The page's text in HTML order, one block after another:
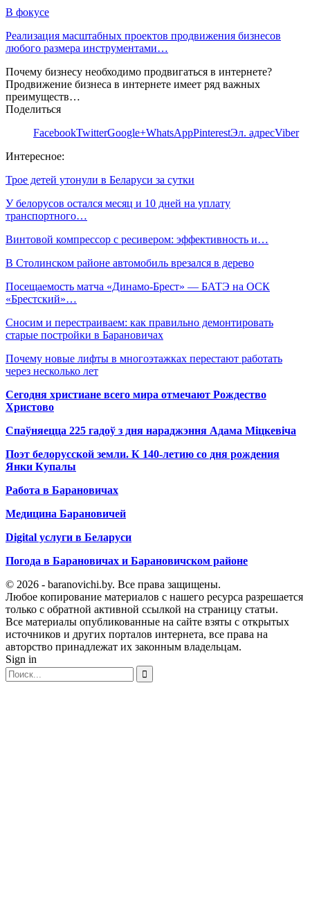
В фокусе
Реализация масштабных проектов продвижения бизнесов
любого размера инструментами…
Почему бизнесу необходимо продвигаться в интернете?
Продвижение бизнеса в интернете имеет ряд важных
преимуществ…
Поделиться
FacebookTwitterGoogle+WhatsAppPinterestЭл. адресViber
Интересное:
Трое детей утонули в Беларуси за сутки
У белорусов остался месяц и 10 дней на уплату
транспортного…
Винтовой компрессор с ресивером: эффективность и…
В Столинском районе автомобиль врезался в дерево
Посещаемость матча «Динамо-Брест» — БАТЭ на ОСК
«Брестский»…
Сносим и перестраиваем: как правильно демонтировать
старые постройки в Барановичах
Почему новые лифты в многоэтажках перестают работать
через несколько лет
Сегодня христиане всего мира отмечают Рождество
Христово
Спаўняецца 225 гадоў з дня нараджэння Адама Міцкевіча
Поэт белорусской земли. К 140-летию со дня рождения
Янки Купалы
Работа в Барановичах
Медицина Барановичей
Digital услуги в Беларуси
Погода в Барановичах и Барановичском районе
© 2026 - baranovichi.by. Все права защищены.
Любое копирование материалов с нашего ресурса разрешается
только с обратной активной ссылкой на страницу статьи.
Все материалы опубликованные на сайте взяты с открытых
источников и других порталов интернета, все права на
авторство принадлежат их законным владельцам.
Sign in